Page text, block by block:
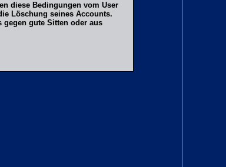
diese Bedingungen vom User
Löschung seines Accounts.
gute Sitten oder aus